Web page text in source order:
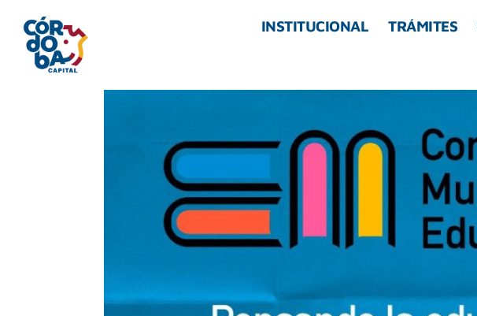
INSTITUCIONAL TRÁMITES